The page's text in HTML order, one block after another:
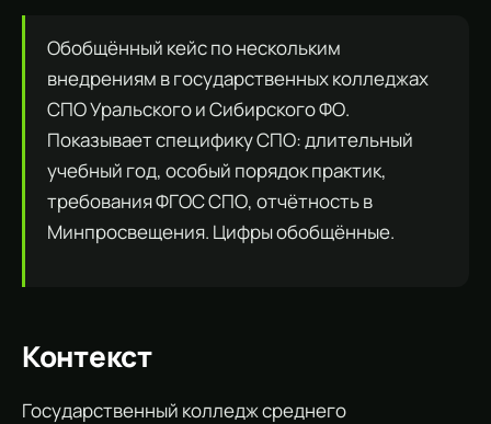
Обобщённый кейс по нескольким
внедрениям в государственных колледжах
СПО Уральского и Сибирского ФО.
Показывает специфику СПО: длительный
учебный год, особый порядок практик,
требования ФГОС СПО, отчётность в
Минпросвещения. Цифры обобщённые.
Контекст
Государственный колледж среднего